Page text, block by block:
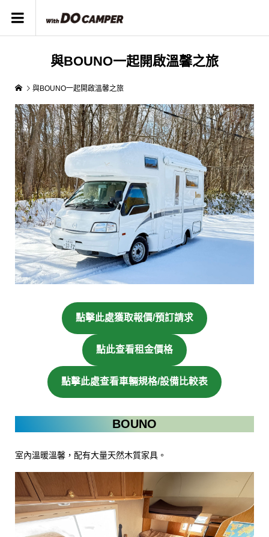
與BOUNO一起開啟溫馨之旅
與BOUNO一起開啟溫馨之旅
點擊此處獲取報價/預訂請求
點此查看租金價格
點擊此處查看車輛規格/設備比較表
BOUNO
室內溫暖溫馨，配有大量天然木質家具。